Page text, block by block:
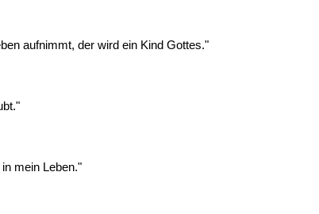
aufnimmt, der wird ein Kind Gottes."
mein Leben."